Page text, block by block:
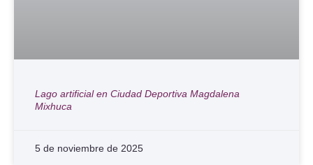
Lago artificial en Ciudad Deportiva Magdalena
Mixhuca
5 de noviembre de 2025